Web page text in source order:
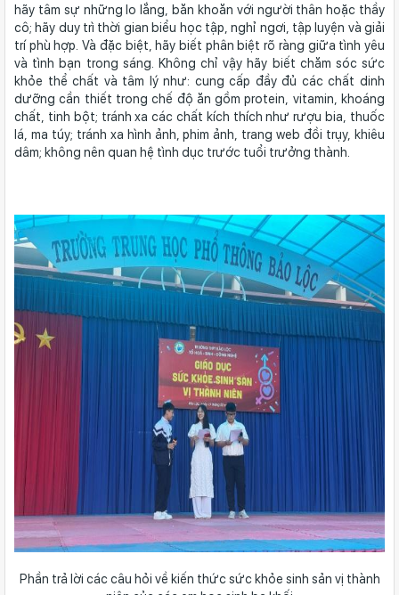
hãy tâm sự những lo lắng, băn khoăn với người thân hoặc thầy
cô; hãy duy trì thời gian biểu học tập, nghỉ ngơi, tập luyện và giải
trí phù hợp. Và đặc biệt, hãy biết phân biệt rõ ràng giữa tình yêu
và tình bạn trong sáng. Không chỉ vậy hãy biết chăm sóc sức
khỏe thể chất và tâm lý như: cung cấp đầy đủ các chất dinh
dưỡng cần thiết trong chế độ ăn gồm protein, vitamin, khoáng
chất, tinh bột; tránh xa các chất kích thích như rượu bia, thuốc
lá, ma túy; tránh xa hình ảnh, phim ảnh, trang web đồi trụy, khiêu
dâm; không nên quan hệ tình dục trước tuổi trưởng thành.
Phần trả lời các câu hỏi về kiến thức sức khỏe sinh sản vị thành